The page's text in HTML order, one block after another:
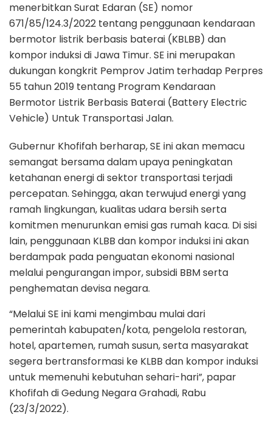
menerbitkan Surat Edaran (SE) nomor
671/85/124.3/2022 tentang penggunaan kendaraan
bermotor listrik berbasis baterai (KBLBB) dan
kompor induksi di Jawa Timur. SE ini merupakan
dukungan kongkrit Pemprov Jatim terhadap Perpres
55 tahun 2019 tentang Program Kendaraan
Bermotor Listrik Berbasis Baterai (Battery Electric
Vehicle) Untuk Transportasi Jalan.
Gubernur Khofifah berharap, SE ini akan memacu
semangat bersama dalam upaya peningkatan
ketahanan energi di sektor transportasi terjadi
percepatan. Sehingga, akan terwujud energi yang
ramah lingkungan, kualitas udara bersih serta
komitmen menurunkan emisi gas rumah kaca. Di sisi
lain, penggunaan KLBB dan kompor induksi ini akan
berdampak pada penguatan ekonomi nasional
melalui pengurangan impor, subsidi BBM serta
penghematan devisa negara.
“Melalui SE ini kami mengimbau mulai dari
pemerintah kabupaten/kota, pengelola restoran,
hotel, apartemen, rumah susun, serta masyarakat
segera bertransformasi ke KLBB dan kompor induksi
untuk memenuhi kebutuhan sehari-hari”, papar
Khofifah di Gedung Negara Grahadi, Rabu
(23/3/2022).